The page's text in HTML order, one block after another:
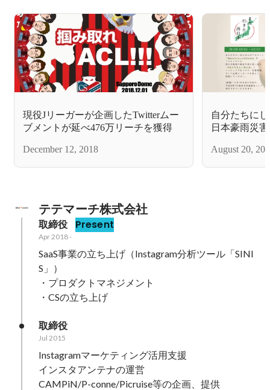
現役Jリーガーが企画したTwitterムー
ブメントが延べ476万リーチを獲得
December 12, 2018
自分たちに
日本豪雨災
August 20,
テテマーチ株式会社
取締役 Present
Apr 2018-
SaaS事業の立ち上げ（Instagram分析ツール「SINI
S」）
・プロダクトマネジメント
・CSの立ち上げ
取締役
Jul 2015
Instagramマーケティング活用支援
インスタアンテナの運営
CAMPiN/P-conne/Picruise等の企画、提供